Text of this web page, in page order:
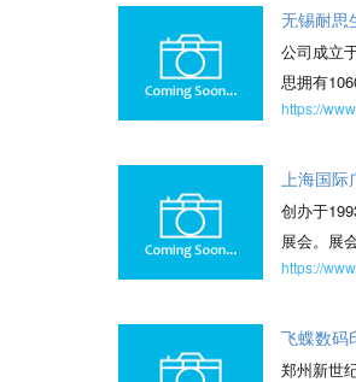
成品种丰
ADAMA
夫）等众
无锡耐思
公司成立
思拥有
团队，现
年美国分
体化服务
定，实现
电子辐照
https://
上海国际
创办于
展会。展
作共享、
一个多维
聚焦智能
https://
飞蝶数码
郑州新世